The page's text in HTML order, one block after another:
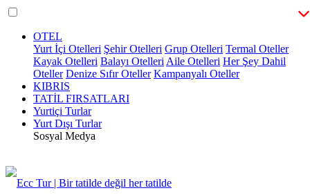
OTEL
Yurt İçi Otelleri Şehir Otelleri Grup Otelleri Termal Oteller
Kayak Otelleri Balayı Otelleri Aile Otelleri Her Şey Dahil
Oteller Denize Sıfır Oteller Kampanyalı Oteller
KIBRIS
TATİL FIRSATLARI
Yurtiçi Turlar
Yurt Dışı Turlar
Sosyal Medya